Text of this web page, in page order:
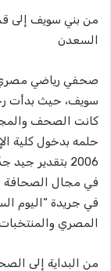
من بني سويف إلى
السعدن
صحفي رياضي مصري
سويف، حيث بدأت
كانت الصحف
حلمه بدخول كلية
2006 بتقدير
في مجال الصحافة
في جريدة “اليوم
المصري
من البداية إلى